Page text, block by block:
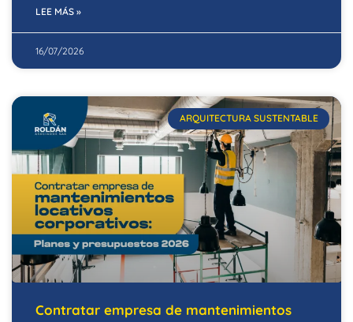
LEE MÁS »
16/07/2026
ARQUITECTURA SUSTENTABLE
Contratar empresa de mantenimientos